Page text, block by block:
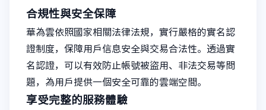
合規性與安全保障
華為雲依照國家相關法律法規，實行嚴格的實名認
證制度，保障用戶信息安全與交易合法性。透過實
名認證，可以有效防止帳號被盜用、非法交易等問
題，為用戶提供一個安全可靠的雲端空間。
享受完整的服務體驗